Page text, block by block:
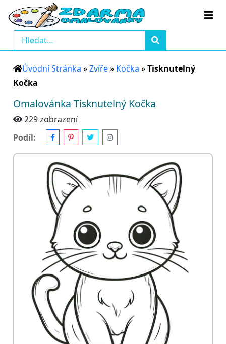
Úvodní Stránka »Zvíře» Kočka »Tisknutelný
Kočka
Omalovánka Tisknutelný Kočka
229 zobrazení
Podíl: